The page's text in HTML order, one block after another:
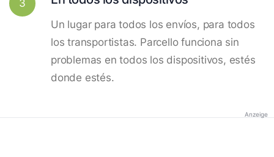
3
Un lugar para todos los envíos, para todos
los transportistas. Parcello funciona sin
problemas en todos los dispositivos, estés
donde estés.
Anzeige